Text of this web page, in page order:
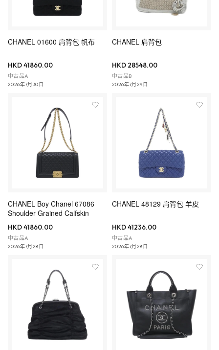
CHANEL 01600 肩背包 帆布
HKD 41860.00
中古品A
2026年7月30日
CHANEL 肩背包
HKD 28548.00
中古品B
2026年7月29日
CHANEL Boy Chanel 67086
Shoulder Grained Calfskin
HKD 41860.00
中古品A
2026年7月28日
CHANEL 48129 肩背包 羊皮
HKD 41236.00
中古品A
2026年7月28日